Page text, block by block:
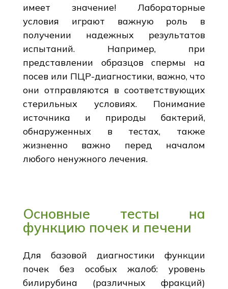
имеет значение! Лабораторные
условия играют важную роль в
получении надежных результатов
испытаний. Например, при
представлении образцов спермы на
посев или ПЦР-диагностики, важно, что
они отправляются в соответствующих
стерильных условиях. Понимание
источника и природы бактерий,
обнаруженных в тестах, также
жизненно важно перед началом
любого ненужного лечения.
Основные тесты на
функцию почек и печени
Для базовой диагностики функции
почек без особых жалоб: уровень
билирубина (различных фракций)